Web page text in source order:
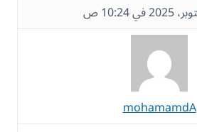
mohamamdA